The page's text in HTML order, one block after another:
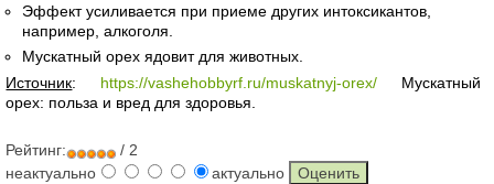
Эффект усиливается при приеме других интоксикантов,
например, алкоголя.
Мускатный орех ядовит для животных.
Источник: https://vashehobbyrf.ru/muskatnyj-orex/ Мускатный
орех: польза и вред для здоровья.
Рейтинг:
/ 2
неактуально
актуально